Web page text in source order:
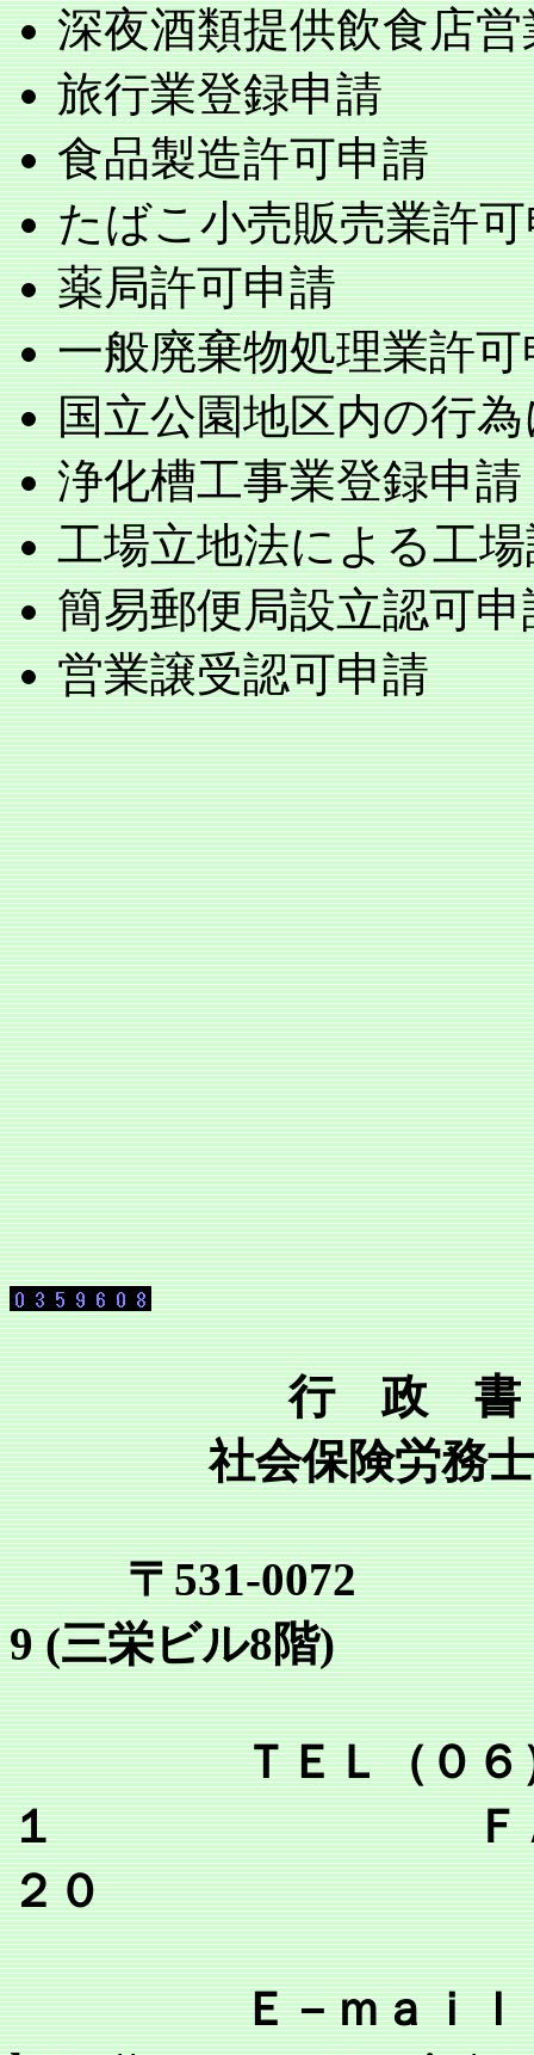
深夜酒類提供飲食店
旅行業登録申請
食品製造許可申請
たばこ小売販売業許
薬局許可申請
一般廃棄物処理業許可
国立公園地区内の行
浄化槽工事業登録申請
工場立地法による工
簡易郵便局設立認可申
営業譲受認可申請
行 政 書 士
社会保険労務士
〒531-0072 大
9 (三栄ビル8階)
ＴＥＬ（０６）６
１ ＦＡＸ（０
２０
Ｅ－ｍａｉｌ